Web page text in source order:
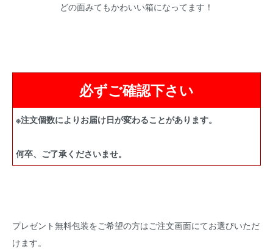
どの面みてもかわいい箱になってます！
必ずご確認下さい
※注文個数によりお届け日が変わることがあります。
何卒、ご了承くださいませ。
プレゼント無料包装をご希望の方はご注文画面にてお選びいただ
けます。